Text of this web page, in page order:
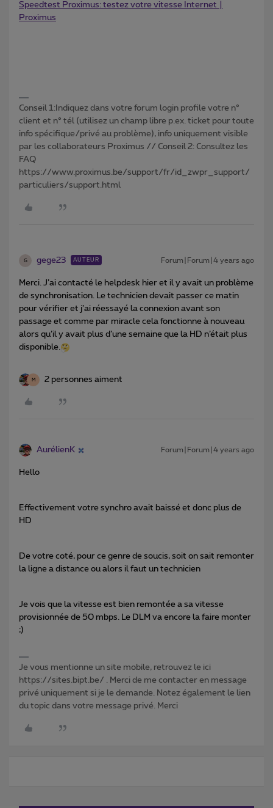
Speedtest Proximus: testez votre vitesse Internet |
Proximus
Conseil 1:Indiquez dans votre forum login profile votre n°
client et n° tél (utilisez un champ libre p.ex. ticket pour toute
info spécifique/privé au problème), info uniquement visible
par les collaborateurs Proximus // Conseil 2: Consultez les
FAQ
https://www.proximus.be/support/fr/id_zwpr_support/
particuliers/support.html
G gege23 AUTEUR Forum|Forum|4 years ago
Merci. J’ai contacté le helpdesk hier et il y avait un problème
de synchronisation. Le technicien devait passer ce matin
pour vérifier et j’ai réessayé la connexion avant son
passage et comme par miracle cela fonctionne à nouveau
alors qu’il y avait plus d’une semaine que la HD n’était plus
disponible.
M 2 personnes aiment
AurélienK Forum|Forum|4 years ago
Hello
Effectivement votre synchro avait baissé et donc plus de
HD
De votre coté, pour ce genre de soucis, soit on sait remonter
la ligne a distance ou alors il faut un technicien
Je vois que la vitesse est bien remontée a sa vitesse
provisionnée de 50 mbps. Le DLM va encore la faire monter
;)
Je vous mentionne un site mobile, retrouvez le ici
https://sites.bipt.be/ . Merci de me contacter en message
privé uniquement si je le demande. Notez également le lien
du topic dans votre message privé. Merci